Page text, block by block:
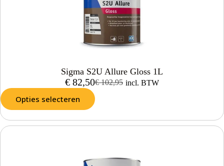
Sigma S2U Allure Gloss 1L
€102,95
€ 82,50 incl. BTW
Opties selecteren